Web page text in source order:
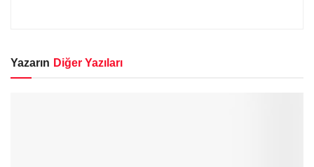
Yazarın Diğer Yazıları